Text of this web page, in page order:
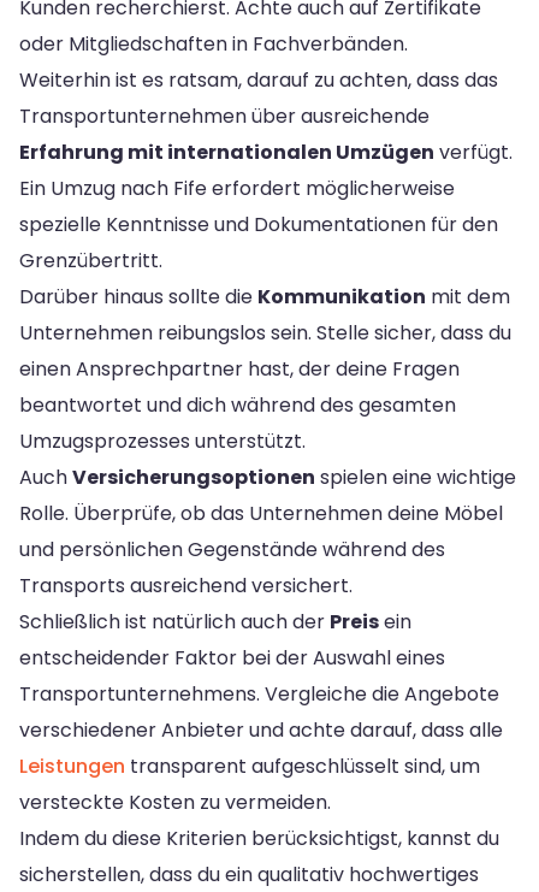
Kunden recherchierst. Achte auch auf Zertifikate
oder Mitgliedschaften in Fachverbänden.
Weiterhin ist es ratsam, darauf zu achten, dass das
Transportunternehmen über ausreichende
Erfahrung mit internationalen Umzügen verfügt.
Ein Umzug nach Fife erfordert möglicherweise
spezielle Kenntnisse und Dokumentationen für den
Grenzübertritt.
Darüber hinaus sollte die Kommunikation mit dem
Unternehmen reibungslos sein. Stelle sicher, dass du
einen Ansprechpartner hast, der deine Fragen
beantwortet und dich während des gesamten
Umzugsprozesses unterstützt.
AuchVersicherungsoptionen spielen eine wichtige
Rolle. Überprüfe, ob das Unternehmen deine Möbel
und persönlichen Gegenstände während des
Transports ausreichend versichert.
Schließlich ist natürlich auch der Preisein
entscheidender Faktor bei der Auswahl eines
Transportunternehmens. Vergleiche die Angebote
verschiedener Anbieter und achte darauf, dass alle
Leistungen transparent aufgeschlüsselt sind, um
versteckte Kosten zu vermeiden.
Indem du diese Kriterien berücksichtigst, kannst du
sicherstellen, dass du ein qualitativ hochwertiges